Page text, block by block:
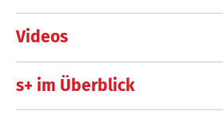
Videos
s+ im Überblick